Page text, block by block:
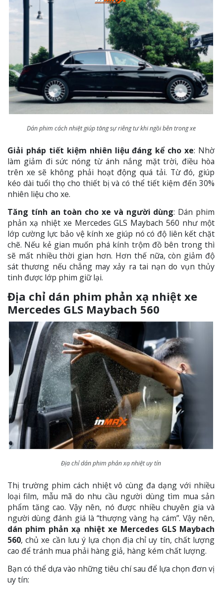
Dán phim cách nhiệt giúp tăng sự riêng tư khi ngồi bên trong xe
Giải pháp tiết kiệm nhiên liệu đáng kể cho xe: Nhờ
làm giảm đi sức nóng từ ánh nắng mặt trời, điều hòa
trên xe sẽ không phải hoạt động quá tải. Từ đó, giúp
kéo dài tuổi thọ cho thiết bị và có thể tiết kiệm đến 30%
nhiên liệu cho xe.
Tăng tính an toàn cho xe và người dùng: Dán phim
phản xạ nhiệt xe Mercedes GLS Maybach 560 như một
lớp cường lực bảo vệ kính xe giúp nó có độ liên kết chặt
chẽ. Nếu kẻ gian muốn phá kính trộm đồ bên trong thì
sẽ mất nhiều thời gian hơn. Hơn thế nữa, còn giảm độ
sát thương nếu chẳng may xảy ra tai nạn do vụn thủy
tinh được lớp phim giữ lại.
Địa chỉ dán phim phản xạ nhiệt xe
Mercedes GLS Maybach 560
Địa chỉ dán phim phản xạ nhiệt uy tín
Thị trường phim cách nhiệt vô cùng đa dạng với nhiều
loại film, mẫu mã do nhu cầu người dùng tìm mua sản
phẩm tăng cao. Vậy nên, nó được nhiều chuyên gia và
người dùng đánh giá là “thượng vàng hạ cám”. Vậy nên,
dán phim phản xạ nhiệt xe Mercedes GLS Maybach
560, chủ xe cần lưu ý lựa chọn địa chỉ uy tín, chất lượng
cao để tránh mua phải hàng giả, hàng kém chất lượng.
Bạn có thể dựa vào những tiêu chí sau để lựa chọn đơn vị
uy tín: